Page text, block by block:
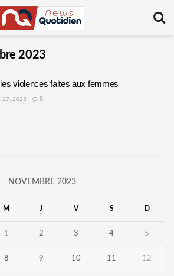
2023
violences faites aux femmes
27, 2023 0
NOVEMBRE 2023
M J V S D
1 2 3 4 5
8 9 10 11 12